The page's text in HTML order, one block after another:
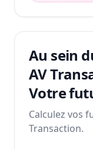
Au sein
AV
Votre
Calculez vos
Transaction.